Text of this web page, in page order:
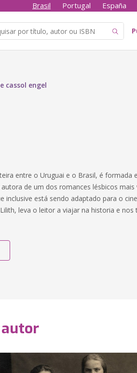
Brasil Portugal España
cassol engel
entre o Uruguai e o Brasil, é formada
de um dos romances lésbicos mais
inclusive está sendo adaptado para o
leva o leitor a viajar na historia e nos
autor